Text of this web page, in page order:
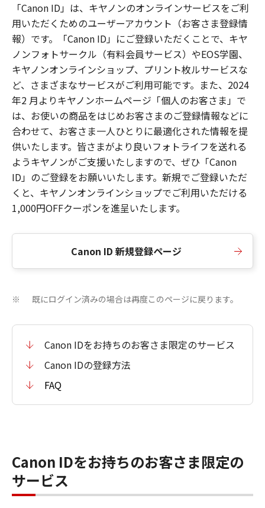
「Canon ID」は、キヤノンのオンラインサービスをご利
用いただくためのユーザーアカウント（お客さま登録情
報）です。「Canon ID」にご登録いただくことで、キヤ
ノンフォトサークル（有料会員サービス）やEOS学園、
キヤノンオンラインショップ、プリント枚ルサービスな
ど、さまざまなサービスがご利用可能です。また、2024
年2 月よりキヤノンホームページ「個人のお客さま」で
は、お使いの商品をはじめお客さまのご登録情報などに
合わせて、お客さま一人ひとりに最適化された情報を提
供いたします。皆さまがより良いフォトライフを送れる
ようキヤノンがご支援いたしますので、ぜひ「Canon
ID」のご登録をお願いいたします。新規でご登録いただ
くと、キヤノンオンラインショップでご利用いただける
1,000円OFFクーポンを進呈いたします。
Canon ID 新規登録ページ
※ 既にログイン済みの場合は再度このページに戻ります。
Canon IDをお持ちのお客さま限定のサービス
Canon IDの登録方法
FAQ
Canon IDをお持ちのお客さま限定の
サービス